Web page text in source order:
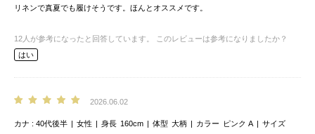
リネンで真夏でも履けそうです。ほんとオススメです。
12 人が参考になったと回答しています。
このレビューは参考になりましたか？
はい
2026.06.02
カナ 40代後半 女性 身長 160cm 体型 大柄 カラー ピンク A
サイズ